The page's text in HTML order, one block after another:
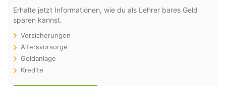
Erhalte jetzt Informationen, wie du als Lehrer bares Geld
sparen kannst.
Versicherungen
Altersvorsorge
Geldanlage
Kredite